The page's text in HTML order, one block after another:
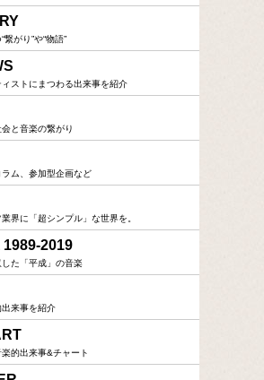
繋がり”や“物語”
ストにまつわる出来事を紹介
と音楽の繋がり
ム、参加型企画など
界に「超シンプル」な世界を。
2019
た「平成」の音楽
来事を紹介
的出来事&チャート